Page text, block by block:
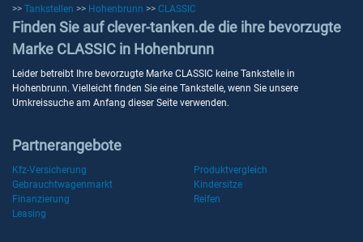
>> Tankstellen >> Hohenbrunn >> CLASSIC
Finden Sie auf clever-tanken.de die ihre bevorzugte
Marke CLASSIC in Hohenbrunn
Leider betreibt Ihre bevorzugte Marke CLASSIC keine Tankstelle in
Hohenbrunn. Vielleicht finden Sie eine Tankstelle, wenn Sie unsere
Umkreissuche am Anfang dieser Seite verwenden.
Partnerangebote
Kfz-Versicherung
Produktvergleich
Gebrauchtwagenmarkt
Kindersitze
Finanzierung
Reifen
Leasing